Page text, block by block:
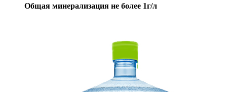
Общая минерализация не более 1г/л